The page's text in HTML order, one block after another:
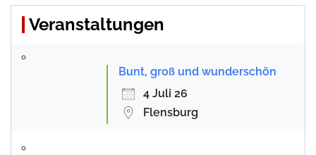
Veranstaltungen
Bunt, groß und wunderschön
4 Juli 26
Flensburg